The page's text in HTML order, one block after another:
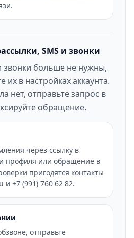
SMS и звонки
звонки больше не нужны,
их в настройках аккаунта.
нет, отправьте запрос в
обращение.
через ссылку в
профиля или обращение в
пригодятся контакты
и +7 (991) 760 62 82.
отправьте